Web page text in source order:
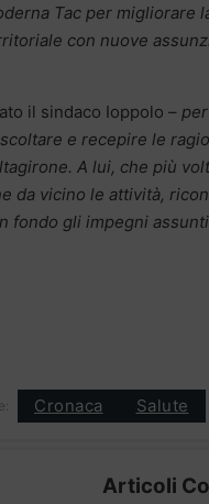
Tac per migliorare
con nuove
il sindaco Ioppolo –
e recepire le
A lui, che più
da vicino le attività,
fondo gli impegni assunti
Cronaca Salute
Articoli